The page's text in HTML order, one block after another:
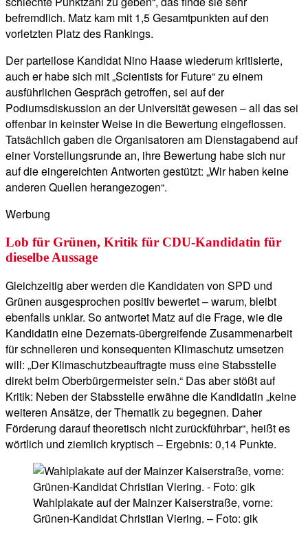
befremdlich. Matz kam mit 1,5 Gesamtpunkten auf den
vorletzten Platz des Rankings.
Der parteilose Kandidat Nino Haase wiederum kritisierte,
auch er habe sich mit „Scientists for Future“ zu einem
ausführlichen Gespräch getroffen, sei auf der
Podiumsdiskussion an der Universität gewesen – all das sei
offenbar in keinster Weise in die Bewertung eingeflossen.
Tatsächlich gaben die Organisatoren am Dienstagabend auf
einer Vorstellungsrunde an, ihre Bewertung habe sich nur
auf die eingereichten Antworten gestützt: „Wir haben keine
anderen Quellen herangezogen“.
Werbung
Lob für Grünen, Kritik für CDU-Kandidatin für
dieselbe Aussage
Gleichzeitig aber werden die Kandidaten von SPD und
Grünen ausgesprochen positiv bewertet – warum, bleibt
ebenfalls unklar. So antwortet Matz auf die Frage, wie die
Kandidatin eine Dezernats-übergreifende Zusammenarbeit
für schnelleren und konsequenten Klimaschutz umsetzen
will: „Der Klimaschutzbeauftragte muss eine Stabsstelle
direkt beim Oberbürgermeister sein.“ Das aber stößt auf
Kritik: Neben der Stabsstelle erwähne die Kandidatin „keine
weiteren Ansätze, der Thematik zu begegnen. Daher
Förderung darauf theoretisch nicht zurückführbar“, heißt es
wörtlich und ziemlich kryptisch – Ergebnis: 0,14 Punkte.
Wahlplakate auf der Mainzer Kaiserstraße, vorne:
Grünen-Kandidat Christian Viering. – Foto: gik